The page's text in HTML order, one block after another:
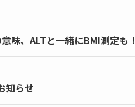
味、ALTと一緒にBMI測定も！
知らせ